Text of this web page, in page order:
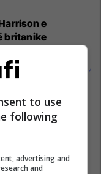
e
britanike
to use
following
advertising and
and